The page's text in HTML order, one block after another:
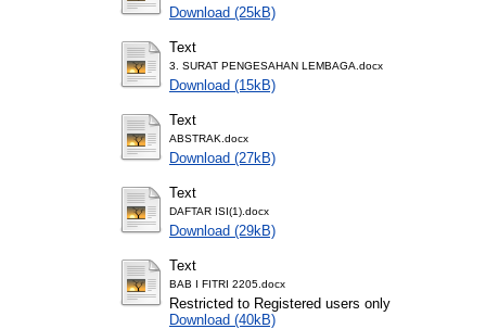
Download (25kB)
Text
3. SURAT PENGESAHAN LEMBAGA.docx
Download (15kB)
Text
ABSTRAK.docx
Download (27kB)
Text
DAFTAR ISI(1).docx
Download (29kB)
Text
BAB I FITRI 2205.docx
Restricted to Registered users only
Download (40kB)